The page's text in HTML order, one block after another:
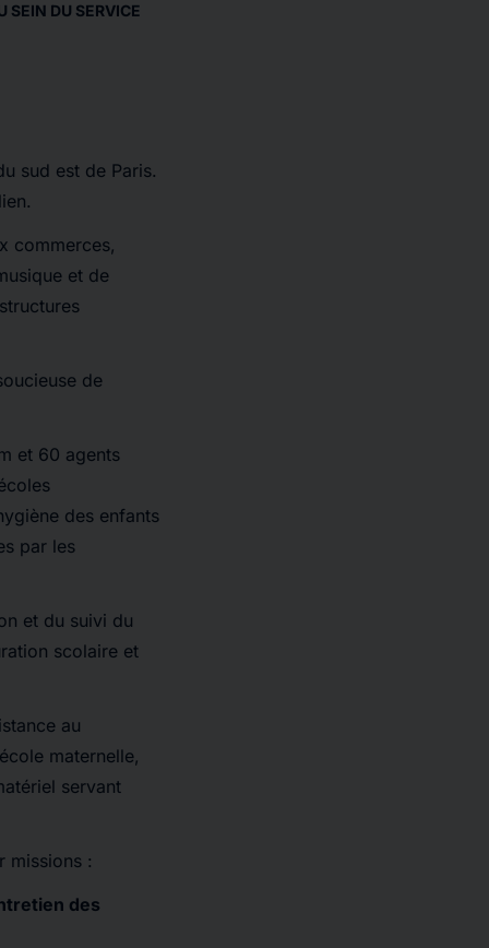
SEIN DU SERVICE
sud est de Paris.
commerces,
et de
de
et 60 agents
des enfants
par les
et du suivi du
scolaire et
au
maternelle,
servant
missions :
des